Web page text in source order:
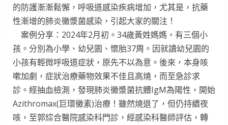
的防護漸漸鬆懈，呼吸道感染疾病增加，尤其是，抗藥
性漸增的肺炎黴漿菌感染，引起大家的關注！
案例分享：2024年2月初。34歲黃姓媽媽，有三個小
孩。分別為小學、幼兒園、懷胎37周。因就讀幼兒園的
小孩有輕微呼吸道症狀，原先不以為意。後來，本身咳
嗽加劇，症狀治療藥物效果不佳且高燒，而至急診求
診。經抽血檢測，發現肺炎黴漿菌抗體IgM為陽性，開始
Azithromax(巨環黴素)治療！雖然燒退了，但仍持續夜
咳，至郭綜合醫院感染科門診，經感染科醫師評估，轉